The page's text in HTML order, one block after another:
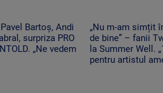
Bartoș, Andi
surpriza PRO
„Ne vedem
„Nu m-am simțit
de bine” – fanii
la Summer Well.
pentru artistul